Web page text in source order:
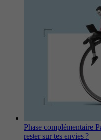
Phase complémentaire
rester sur tes envies ?